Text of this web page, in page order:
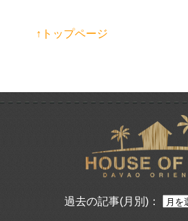
↑トップページ
過去の記事(月別)：